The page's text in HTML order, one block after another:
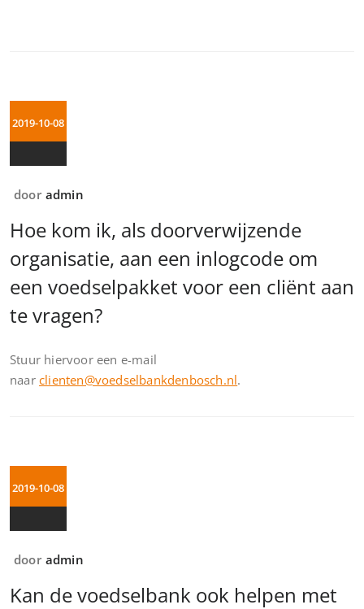
2019-10-08
door admin
Hoe kom ik, als doorverwijzende
organisatie, aan een inlogcode om
een voedselpakket voor een cliënt aan
te vragen?
Stuur hiervoor een e-mail
naar clienten@voedselbankdenbosch.nl.
2019-10-08
door admin
Kan de voedselbank ook helpen met